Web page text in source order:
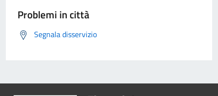
Problemi in città
Segnala disservizio